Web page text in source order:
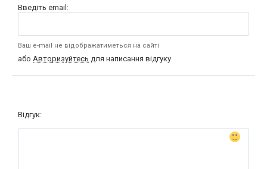
Введіть email:
Ваш e-mail не відображатиметься на сайті
або Авторизуйтесь для написання відгуку
Відгук: